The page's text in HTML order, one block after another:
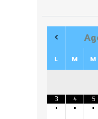
L M M
3
•
4
•
5
•